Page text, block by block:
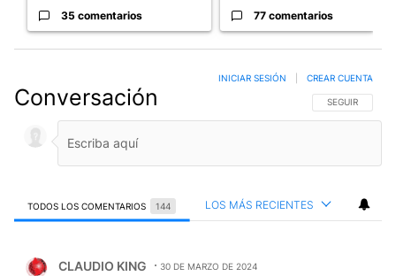
35 comentarios 77 comentarios
Conversación SIGA ESTA
SEGUIR
INICIAR SESIÓN CREAR CUENTA
TODOS LOS COMENTARIOS 144 LOS MÁS RECIENTES
CLAUDIO KING 30 DE MARZO DE 2024